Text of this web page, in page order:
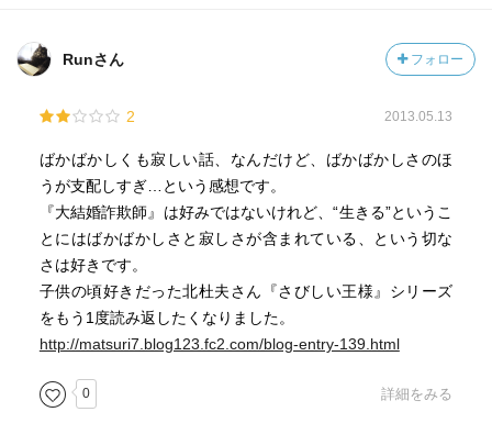
Runさん フォロー
2 2013.05.13
ばかばかしくも寂しい話、なんだけど、ばかばかしさのほ
うが支配しすぎ…という感想です。
『大結婚詐欺師』は好みではないけれど、“生きる”というこ
とにはばかばかしさと寂しさが含まれている、という切な
さは好きです。
子供の頃好きだった北杜夫さん『さびしい王様』シリーズ
をもう1度読み返したくなりました。
http://matsuri7.blog123.fc2.com/blog-entry-139.html
0 詳細をみる